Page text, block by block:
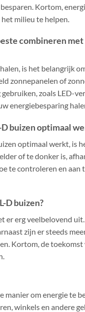
Kortom,
milieu te helpen.
combineren
is het belangrijk
zonnepanelen of
zoals LED-
energiebesparing
buizen optimaal
optimaal werkt, is
of te donker is,
te controleren en aan
D buizen?
er erg veelbelovend
zijn er steeds
Kortom, de
om energie te
winkels en andere